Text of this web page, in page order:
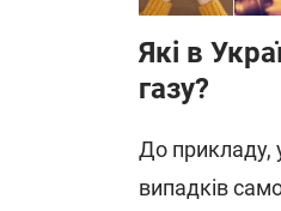
Які в
газу?
До прикладу,
випадків